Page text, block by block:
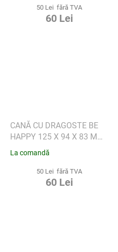
50 Lei fără TVA
60 Lei
CANĂ CU DRAGOSTE BE
HAPPY 125 X 94 X 83 MM,
290 ML - VILLEROY &
La comandă
50 Lei fără TVA
60 Lei